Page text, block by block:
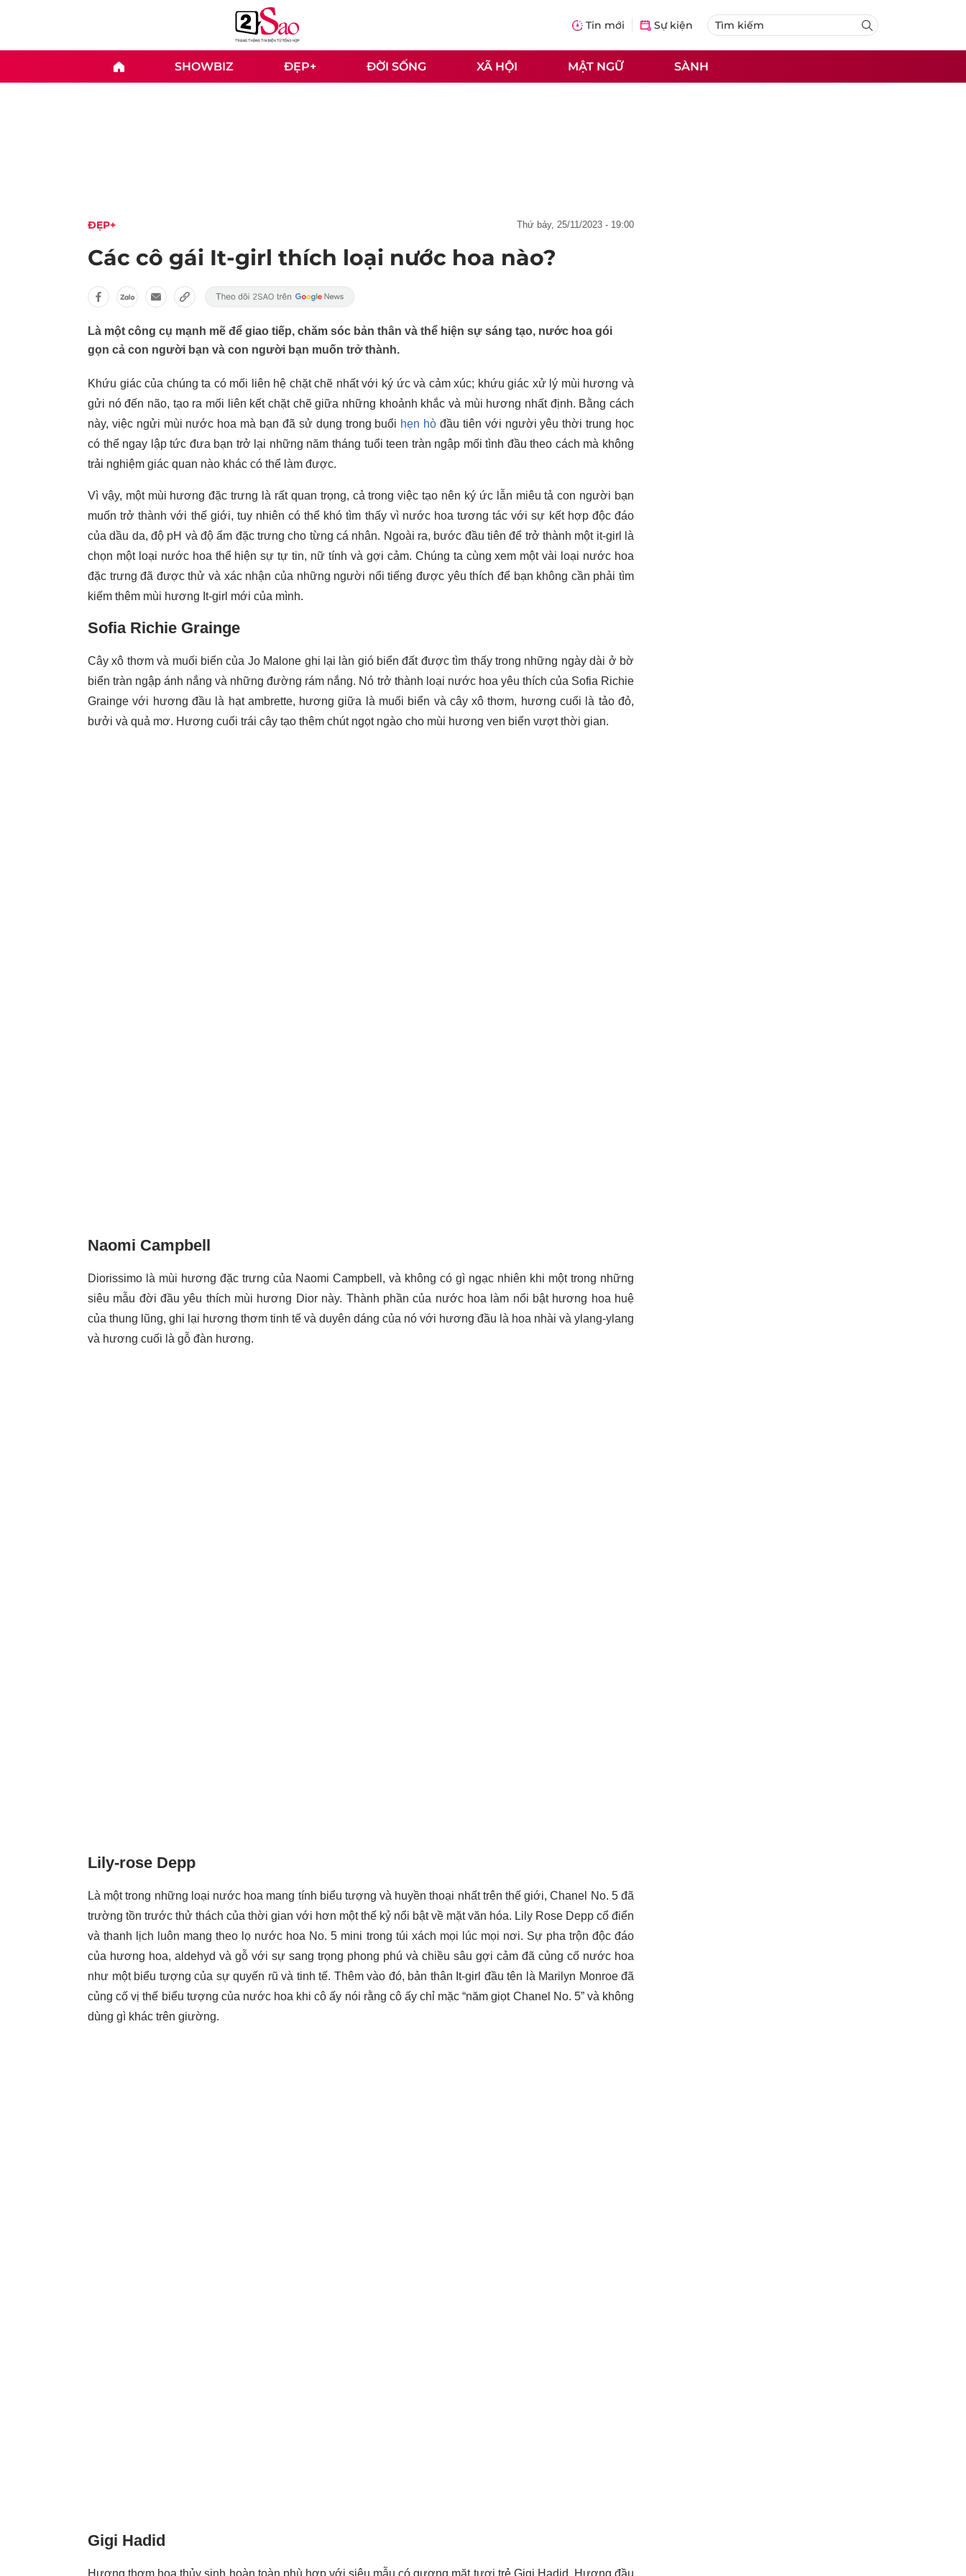
Tin mới Sự kiện
SHOWBIZ ĐẸP+ ĐỜI SỐNG XÃ HỘI MẬT NGỮ SÀNH
ĐẸP+ thứ bảy, 25/11/2023 - 19:00
Các cô gái It-girl thích loại nước hoa nào?
Là một công cụ mạnh mẽ để giao tiếp, chăm sóc bản thân và thể hiện sự sáng tạo, nước hoa gói
gọn cả con người bạn và con người bạn muốn trở thành.
Khứu giác của chúng ta có mối liên hệ chặt chẽ nhất với ký ức và cảm xúc; khứu giác xử lý mùi hương và
gửi nó đến não, tạo ra mối liên kết chặt chẽ giữa những khoảnh khắc và mùi hương nhất định. Bằng cách
này, việc ngửi mùi nước hoa mà bạn đã sử dụng trong buổi hẹn hò đầu tiên với người yêu thời trung học
có thể ngay lập tức đưa bạn trở lại những năm tháng tuổi teen tràn ngập mối tình đầu theo cách mà không
trải nghiệm giác quan nào khác có thể làm được.
Vì vậy, một mùi hương đặc trưng là rất quan trọng, cả trong việc tạo nên ký ức lẫn miêu tả con người bạn
muốn trở thành với thế giới, tuy nhiên có thể khó tìm thấy vì nước hoa tương tác với sự kết hợp độc đáo
của dầu da, độ pH và độ ẩm đặc trưng cho từng cá nhân. Ngoài ra, bước đầu tiên để trở thành một it-girl là
chọn một loại nước hoa thể hiện sự tự tin, nữ tính và gợi cảm. Chúng ta cùng xem một vài loại nước hoa
đặc trưng đã được thử và xác nhận của những người nổi tiếng được yêu thích để bạn không cần phải tìm
kiếm thêm mùi hương It-girl mới của mình.
Sofia Richie Grainge
Cây xô thơm và muối biển của Jo Malone ghi lại làn gió biển đất được tìm thấy trong những ngày dài ở bờ
biển tràn ngập ánh nắng và những đường rám nắng. Nó trở thành loại nước hoa yêu thích của Sofia Richie
Grainge với hương đầu là hạt ambrette, hương giữa là muối biển và cây xô thơm, hương cuối là tảo đỏ,
bưởi và quả mơ. Hương cuối trái cây tạo thêm chút ngọt ngào cho mùi hương ven biển vượt thời gian.
Naomi Campbell
Diorissimo là mùi hương đặc trưng của Naomi Campbell, và không có gì ngạc nhiên khi một trong những
siêu mẫu đời đầu yêu thích mùi hương Dior này. Thành phần của nước hoa làm nổi bật hương hoa huệ
của thung lũng, ghi lại hương thơm tinh tế và duyên dáng của nó với hương đầu là hoa nhài và ylang-ylang
và hương cuối là gỗ đàn hương.
Lily-rose Depp
Là một trong những loại nước hoa mang tính biểu tượng và huyền thoại nhất trên thế giới, Chanel No. 5 đã
trường tồn trước thử thách của thời gian với hơn một thế kỷ nổi bật về mặt văn hóa. Lily Rose Depp cổ điển
và thanh lịch luôn mang theo lọ nước hoa No. 5 mini trong túi xách mọi lúc mọi nơi. Sự pha trộn độc đáo
của hương hoa, aldehyd và gỗ với sự sang trọng phong phú và chiều sâu gợi cảm đã củng cố nước hoa
như một biểu tượng của sự quyến rũ và tinh tế. Thêm vào đó, bản thân It-girl đầu tên là Marilyn Monroe đã
củng cố vị thế biểu tượng của nước hoa khi cô ấy nói rằng cô ấy chỉ mặc “năm giọt Chanel No. 5” và không
dùng gì khác trên giường.
Gigi Hadid
Hương thơm hoa thủy sinh hoàn toàn phù hợp với siêu mẫu có gương mặt tươi trẻ Gigi Hadid. Hương đầu